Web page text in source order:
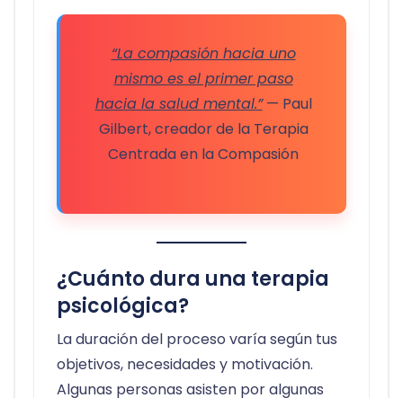
“La compasión hacia uno
mismo es el primer paso
hacia la salud mental.”— Paul
Gilbert, creador de la Terapia
Centrada en la Compasión
¿Cuánto dura una terapia
psicológica?
La duración del proceso varía según tus
objetivos, necesidades y motivación.
Algunas personas asisten por algunas